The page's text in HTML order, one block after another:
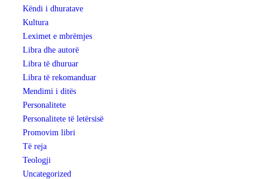
Këndi i dhuratave
Kultura
Leximet e mbrëmjes
Libra dhe autorë
Libra të dhuruar
Libra të rekomanduar
Mendimi i ditës
Personalitete
Personalitete të letërsisë
Promovim libri
Të reja
Teologji
Uncategorized